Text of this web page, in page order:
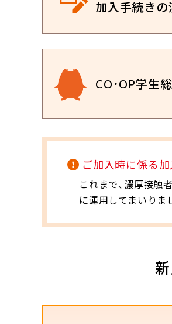
加入手続きの
CO･OP学生
ご加入時に係る加
これまで、濃厚接触
に運用してまいりま